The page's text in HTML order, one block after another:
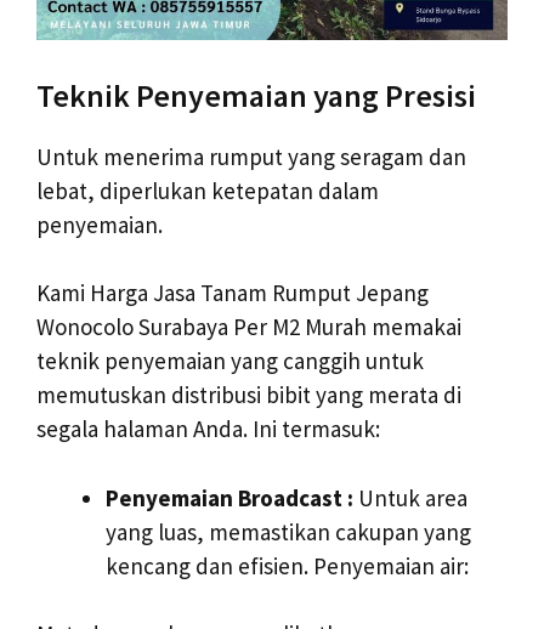
Teknik Penyemaian yang Presisi
Untuk menerima rumput yang seragam dan
lebat, diperlukan ketepatan dalam
penyemaian.
Kami Harga Jasa Tanam Rumput Jepang
Wonocolo Surabaya Per M2 Murah memakai
teknik penyemaian yang canggih untuk
memutuskan distribusi bibit yang merata di
segala halaman Anda. Ini termasuk:
Penyemaian Broadcast : Untuk area
yang luas, memastikan cakupan yang
kencang dan efisien. Penyemaian air: